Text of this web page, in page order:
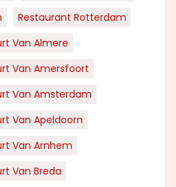
Restaurant Rotterdam
Van Almere
Van Amersfoort
Van Amsterdam
Van Apeldoorn
Van Arnhem
Van Breda